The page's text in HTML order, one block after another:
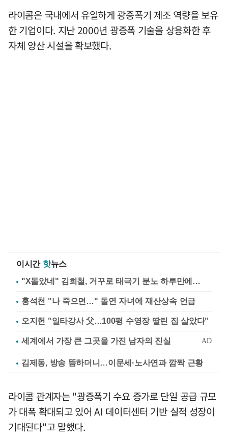
라이콤은 국내에서 유일하게 광증폭기 제조 역량을 보유
한 기업이다. 지난 2000년 광증폭 기술을 상용화한 후
자체 양산 시설을 확보했다.
이시간 핫뉴스
"X돌았네" 김희철, 거꾸로 태극기 분노 하루만에…
홍석천 "나 죽으면…" 돌연 자녀에 재산상속 언급
오지헌 "일타강사 父…100평 수영장 딸린 집 살았다"
김제동, 방송 뜸하더니…이문세·노사연과 깜짝 근황
라이콤 관계자는 "광증폭기 수요 증가로 단일 공급 규모
가 대폭 확대되고 있어 AI 데이터센터 기반 실적 성장이
기대된다"고 말했다.